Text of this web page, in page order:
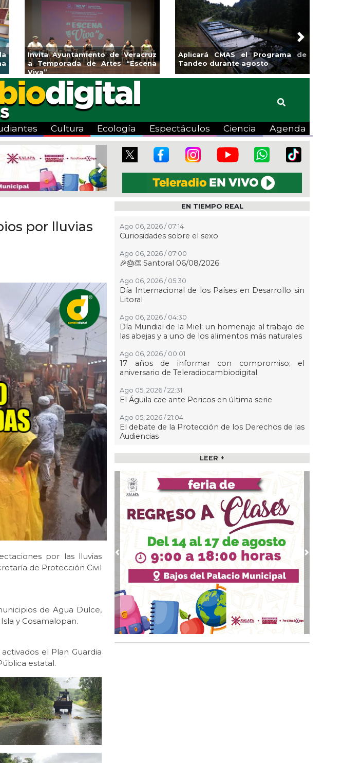
Coatzacoalcos impulsa la
halterofilia con la Copa Coyote
2026
Continúa Coatza Vive el Verano
2026 con cine, actividades
lúdicas y expo
Next
Cultura Ecología Espectáculos Ciencia Agenda
Next
por lluvias
por las lluvias
de Protección Civil
de Agua Dulce,
y Cosamalopan.
el Plan Guardia
estatal.
EN TIEMPO REAL
Ago 06, 2026 / 07:14
Curiosidades sobre el sexo
Ago 06, 2026 / 07:00
🎉🎂👏 Santoral 06/08/2026
Ago 06, 2026 / 05:30
Día Internacional de los Países en Desarrollo sin
Litoral
Ago 06, 2026 / 04:30
Día Mundial de la Miel: un homenaje al trabajo de
las abejas y a uno de los alimentos más naturales
Ago 06, 2026 / 00:01
17 años de informar con compromiso; el
aniversario de Teleradiocambiodigital
Ago 05, 2026 / 22:31
El Águila cae ante Pericos en última serie
Ago 05, 2026 / 21:04
El debate de la Protección de los Derechos de las
Audiencias
Ago 05, 2026 / 21:00
Aprueba Congreso Declaraciones de
Procedencia en contra de dos munícipes
Ago 05, 2026 / 20:55
DIF Poza Rica lleva sabor y bienestar a los
adultos mayores con "Sazón y corazón"
Ago 05, 2026 / 20:18
Quitan fuero a alcalde de Ixhuatlán del Sureste
Ago 05, 2026 / 20:05
Encabeza monseñor José Trinidad Zapata inicio
de festejos de la Patrona de los papantecos
Ago 05, 2026 / 19:46
Entrega DIF Municipal de Veracruz cerca de 100
credenciales de discapacidad
LEER +
Previous Next